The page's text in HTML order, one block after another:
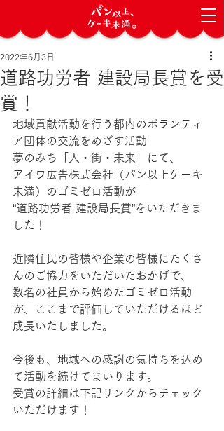
道路功労者 建設局長賞を受
賞！
2022年6月3日
地域貢献活動を行う都内のボランティ
ア団体の交流をめざす活動
夢のみち「人・街・未来」にて、
アイワ広告株式会社（パン以上ケーキ
未満）のゴミゼロ活動が
“道路功労者 建設局長賞”をいただきま
した！
近隣住民の皆様や企業の皆様にたくさ
んのご協力をいただいたおかげで、
数名の社員から始めたゴミゼロ活動
が、ここまで評価していただけるほど
成長いたしました。
今後も、地域への感謝の気持ちを込め
て活動を続けてまいります。
受賞の詳細は下記リンクからチェック
いただけます！